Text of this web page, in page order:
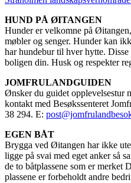
HUND PÅ ØITANGEN
Hunder er velkomne på
møbler og senger. Hunder kan
har hundebur til hver hytte.
boligen din. Husk og respekter
JOMFRULANDGUIDEN
Ønsker du guidet opplevelsestur
kontakt med Besøkssenteret
38 294. E:
EGEN BÅT
Brygga ved Øitangen har ikke
ligge på svai med eget anker så
de to båtplassene som er merket
plassene er forbeholdt andre